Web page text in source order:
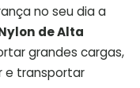
no seu dia a
de Alta
grandes cargas,
e transportar